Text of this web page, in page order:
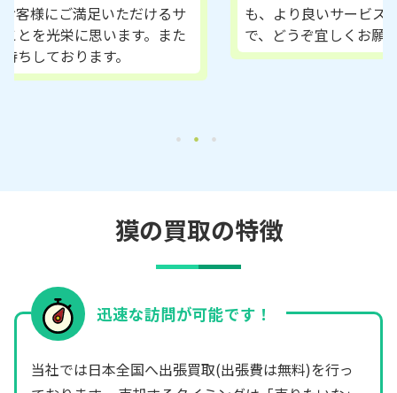
も、より良いサービスを提供してまいりますの
で、どうぞ宜しくお願い致します。
獏の買取の特徴
迅速な訪問が可能です！
当社では日本全国へ出張買取(出張費は無料)を行っ